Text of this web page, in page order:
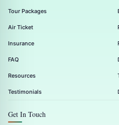
Tour Packages
Air Ticket
Insurance
FAQ
Resources
Testimonials
Get In Touch